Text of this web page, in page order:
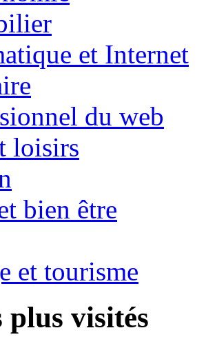
et Internet
du web
loisirs
bien être
et tourisme
plus visités